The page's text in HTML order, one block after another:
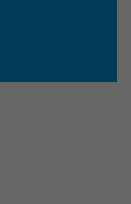
wir uns für den